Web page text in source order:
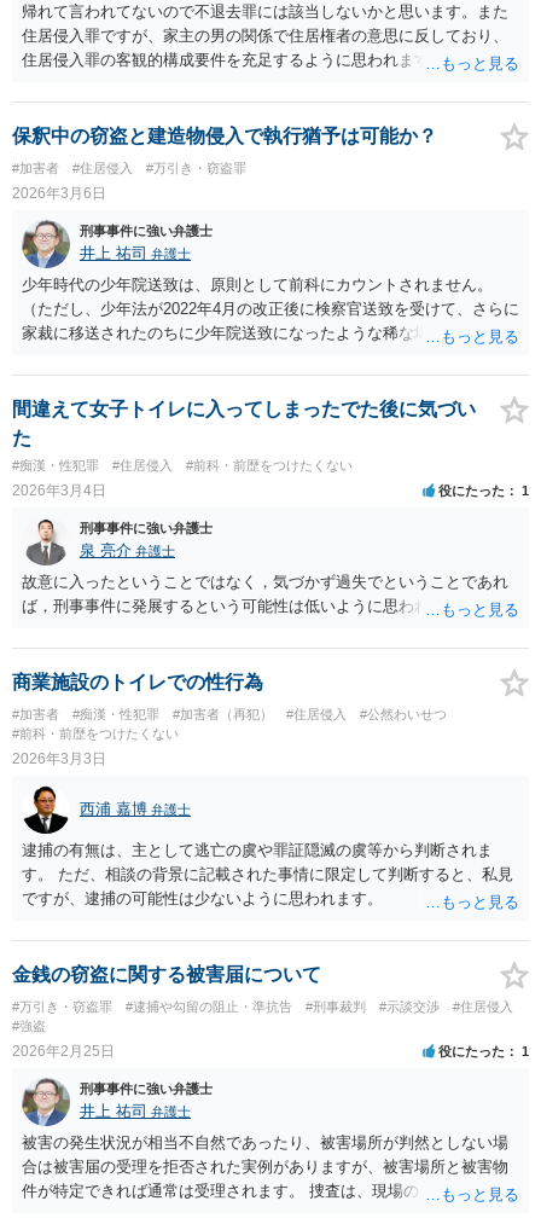
帰れて言われてないので不退去罪には該当しないかと思います。また
住居侵入罪ですが、家主の男の関係で住居権者の意思に反しており、
住居侵入罪の客観的構成要件を充足するように思われますが、彼女の
た、玄関先であり、その先で彼女の招きで話をしていた経緯もありま
すので正当な理由にも該当するかと思います。住居侵入罪も成立は困
難かと思います。彼女とのLINEのやり取りが残っていれば証拠として
保存しておくことをお勧めします。ご参考にしてください。
保釈中の窃盗と建造物侵入で執行猶予は可能か？
#加害者 #住居侵入 #万引き・窃盗罪
2026年3月6日
刑事事件に強い弁護士
井上 祐司 弁護士
少年時代の少年院送致は、原則として前科にカウントされません。
（ただし、少年法が2022年4月の改正後に検察官送致を受けて、さらに
家裁に移送されたのちに少年院送致になったような稀な場合は例外で
れば、通常は執行猶予付き判決となる可能性の方が高いと考えます。
間違えて女子トイレに入ってしまったでた後に気づい
た
#痴漢・性犯罪 #住居侵入 #前科・前歴をつけたくない
2026年3月4日 役にたった 1
刑事事件に強い弁護士
泉 亮介 弁護士
故意に入ったということではなく，気づかず過失でということであれ
ば，刑事事件に発展するという可能性は低いように思われます。
商業施設のトイレでの性行為
#加害者 #痴漢・性犯罪 #加害者（再犯） #住居侵入
#公然わいせつ
#前科・前歴をつけたくない
2026年3月3日
西浦 嘉博 弁護士
逮捕の有無は、主として逃亡の虞や罪証隠滅の虞等から判断されま
す。 ただ、相談の背景に記載された事情に限定して判断すると、私見
ですが、逮捕の可能性は少ないように思われます。
金銭の窃盗に関する被害届について
#万引き・窃盗罪 #逮捕や勾留の阻止・準抗告 #刑事裁判 #示談交渉
#住居侵入
#強盗
2026年2月25日 役にたった 1
刑事事件に強い弁護士
井上 祐司 弁護士
被害の発生状況が相当不自然であったり、被害場所が判然としない場
合は被害届の受理を拒否された実例がありますが、被害場所と被害物
件が特定できれば通常は受理されます。 捜査は、現場の見分、被害者